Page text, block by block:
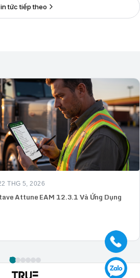
tức tiếp theo
THG 5, 2026
Attune EAM 12.3.1 Và Ứng Dụng